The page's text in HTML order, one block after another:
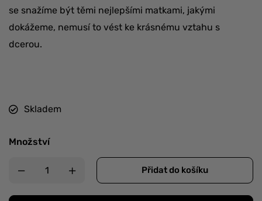
se snažíme být těmi nejlepšími matkami, jakými
dokážeme, nemusí to vést ke krásnému vztahu s
dcerou.
Skladem
Množství
Přidat do košíku